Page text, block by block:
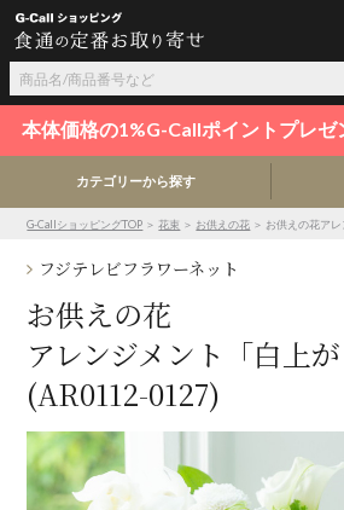
本体価格の1%G-Callポイントプレゼ
カテゴリーから探す
G-CallショッピングTOP ＞花束 ＞ お供えの花 ＞ お供えの花ア
フジテレビフラワーネット
お供えの花
アレンジメント「白上が
(AR0112-0127)